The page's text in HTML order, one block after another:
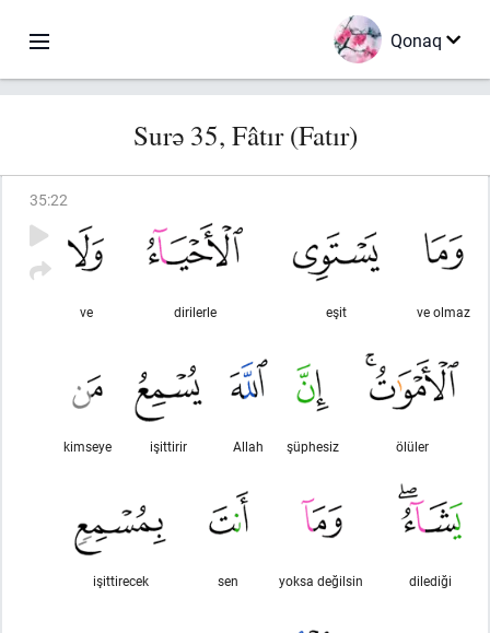
Qonaq
Surə 35, Fâtır (Fatır)
35:22
ve olmaz
eşit
dirilerle
ve
ölüler
şüphesiz
Allah
işittirir
kimseye
dilediği
yoksa değilsin
sen
işittirecek